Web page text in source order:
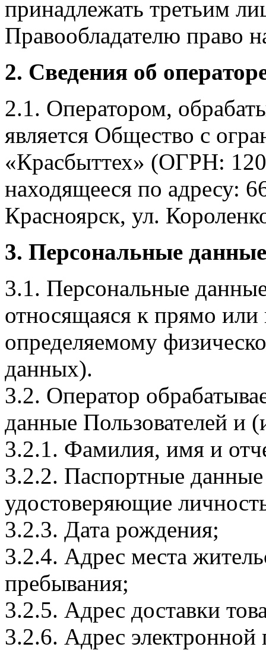
принадлежать третьим
Правообладателю право
2. Сведения об
2.1. Оператором,
является Общество с
«Красбыттех» (ОГРН:
находящееся по адресу:
Красноярск, ул.
3. Персональные
3.1. Персональные
относящаяся к прямо
определяемому
данных).
3.2. Оператор
данные Пользователей и
3.2.1. Фамилия, имя и
3.2.2. Паспортные
удостоверяющие
3.2.3. Дата рождения;
3.2.4. Адрес места
пребывания;
3.2.5. Адрес доставки
3.2.6. Адрес электронной